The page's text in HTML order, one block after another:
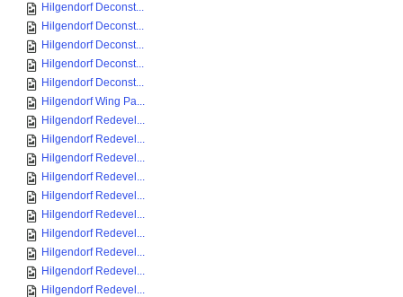
Hilgendorf Deconst...
Hilgendorf Deconst...
Hilgendorf Deconst...
Hilgendorf Deconst...
Hilgendorf Deconst...
Hilgendorf Wing Pa...
Hilgendorf Redevel...
Hilgendorf Redevel...
Hilgendorf Redevel...
Hilgendorf Redevel...
Hilgendorf Redevel...
Hilgendorf Redevel...
Hilgendorf Redevel...
Hilgendorf Redevel...
Hilgendorf Redevel...
Hilgendorf Redevel...